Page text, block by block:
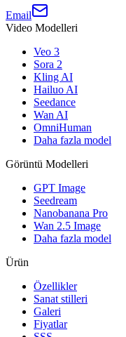
Email
Video Modelleri
Veo 3
Sora 2
Kling AI
Hailuo AI
Seedance
Wan AI
OmniHuman
Daha fazla model
Görüntü Modelleri
GPT Image
Seedream
Nanobanana Pro
Wan 2.5 Image
Daha fazla model
Ürün
Özellikler
Sanat stilleri
Galeri
Fiyatlar